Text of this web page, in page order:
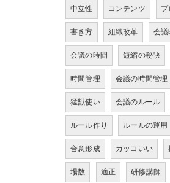
中立性 コンテンツ プ
書き方 組織改革 会議
会議の時間 短縮の秘訣
時間管理 会議の時間管理
猛獣使い 会議のルール
ルール作り ルールの運用
合意形成 カッコいい
場数 適正 研修講師